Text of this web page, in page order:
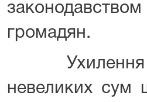
громадян.
Ухилення
невеликих сум